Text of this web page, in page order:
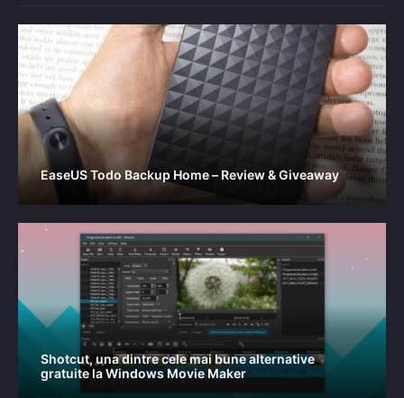
EaseUS Todo Backup Home – Review & Giveaway
Shotcut, una dintre cele mai bune alternative
gratuite la Windows Movie Maker